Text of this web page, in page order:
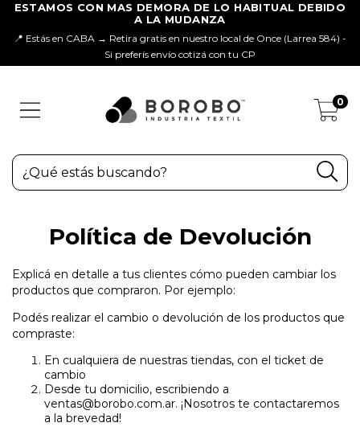
📍 Estás en CABA → Retira gratis en nuestro local de Once (Larrea 584) -
Si preferís envío cotizá con tu CP
0
Política de Devolución
Explicá en detalle a tus clientes cómo pueden cambiar los
productos que compraron. Por ejemplo:
Podés realizar el cambio o devolución de los productos que
compraste:
En cualquiera de nuestras tiendas, con el ticket de
cambio
Desde tu domicilio, escribiendo a
ventas@borobo.com.ar. ¡Nosotros te contactaremos
a la brevedad!